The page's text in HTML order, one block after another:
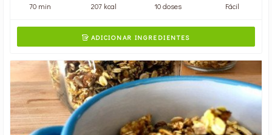
70 min 207 kcal 10 doses Fácil
ADICIONAR INGREDIENTES